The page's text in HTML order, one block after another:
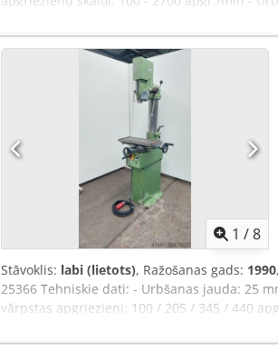
Ielocījums: 270 mm - Kolonnas diametrs:
rokas kloķi pa zobratu stieni - Galda izmērs:
x Dz): 800 x 1850 x 900 mm - Svars
1 /8
Stāvoklis: labi (lietots), Ražošanas gads: 1990
25366 Tehniskie dati: - Urbšanas jauda: 25
vārpstas apgriezieni: 100 / 205 / 345 / 440
vārpstas gājiens: 130 mm - Urbšanas
240 mm Dedpfx Ajxu U Susqvock - Galda